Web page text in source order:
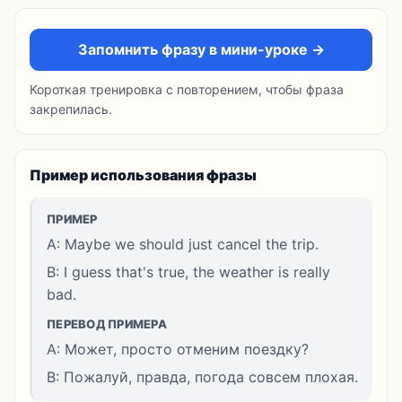
Запомнить фразу в мини-уроке →
Короткая тренировка с повторением, чтобы фраза
закрепилась.
Пример использования фразы
ПРИМЕР
A: Maybe we should just cancel the trip.
B: I guess that's true, the weather is really
bad.
ПЕРЕВОД ПРИМЕРА
A: Может, просто отменим поездку?
B: Пожалуй, правда, погода совсем плохая.